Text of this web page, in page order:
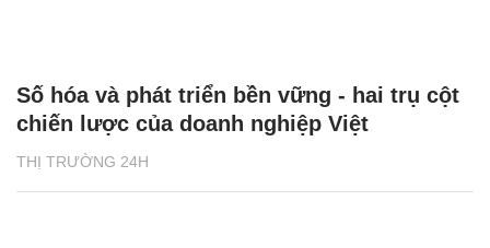
THỊ TRƯỜNG 24H
Số hóa và phát triển bền vững - hai trụ cột
chiến lược của doanh nghiệp Việt